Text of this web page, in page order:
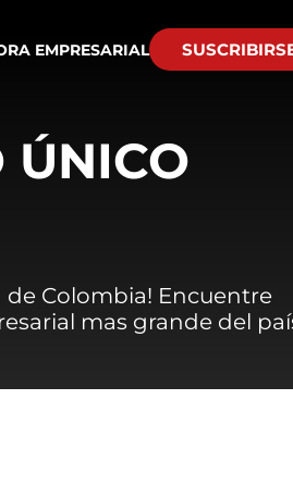
EMPRESARIAL
ÚNICO
de Colombia! Encuentre
mas grande del